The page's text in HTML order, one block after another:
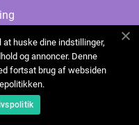
huske dine indstillinger,
og annoncer. Denne
fortsat brug af websiden